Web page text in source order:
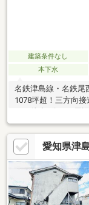
建築条件なし
本下水
名鉄津島線・名鉄尾
1078坪超！三方向
学校 約1430ｍ/徒
市立共存園保育所
徒歩13分■オークワ
島駅東店 約1200ｍ
640ｍ/徒歩8分■フ
東洋町公園 約120
愛知県津